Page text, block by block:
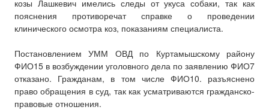
козы Лашкевич имелись следы от укуса собаки, так как
пояснения противоречат справке о проведении
клинического осмотра коз, показаниям специалиста.
Постановлением УММ ОВД по Куртамышскому району
ФИО15 в возбуждении уголовного дела по заявлению ФИО7
отказано. Гражданам, в том числе ФИО10. разъяснено
право обращения в суд, так как усматриваются гражданско-
правовые отношения.